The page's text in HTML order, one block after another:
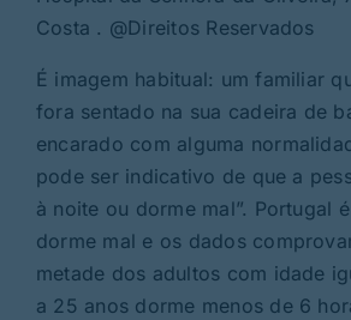
Costa . @Direitos Reservados
É imagem habitual: um familiar
fora sentado na sua cadeira de
encarado com alguma
pode ser indicativo de que a
à noite ou dorme mal”. Portugal
dorme mal e os dados
metade dos adultos com idade
a 25 anos dorme menos de 6